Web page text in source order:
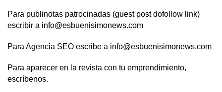
Para publinotas patrocinadas (guest post dofollow link)
escribir a info@esbuenisimonews.com
Para Agencia SEO escribe a info@esbuenisimonews.com
Para aparecer en la revista con tu emprendimiento,
escríbenos.